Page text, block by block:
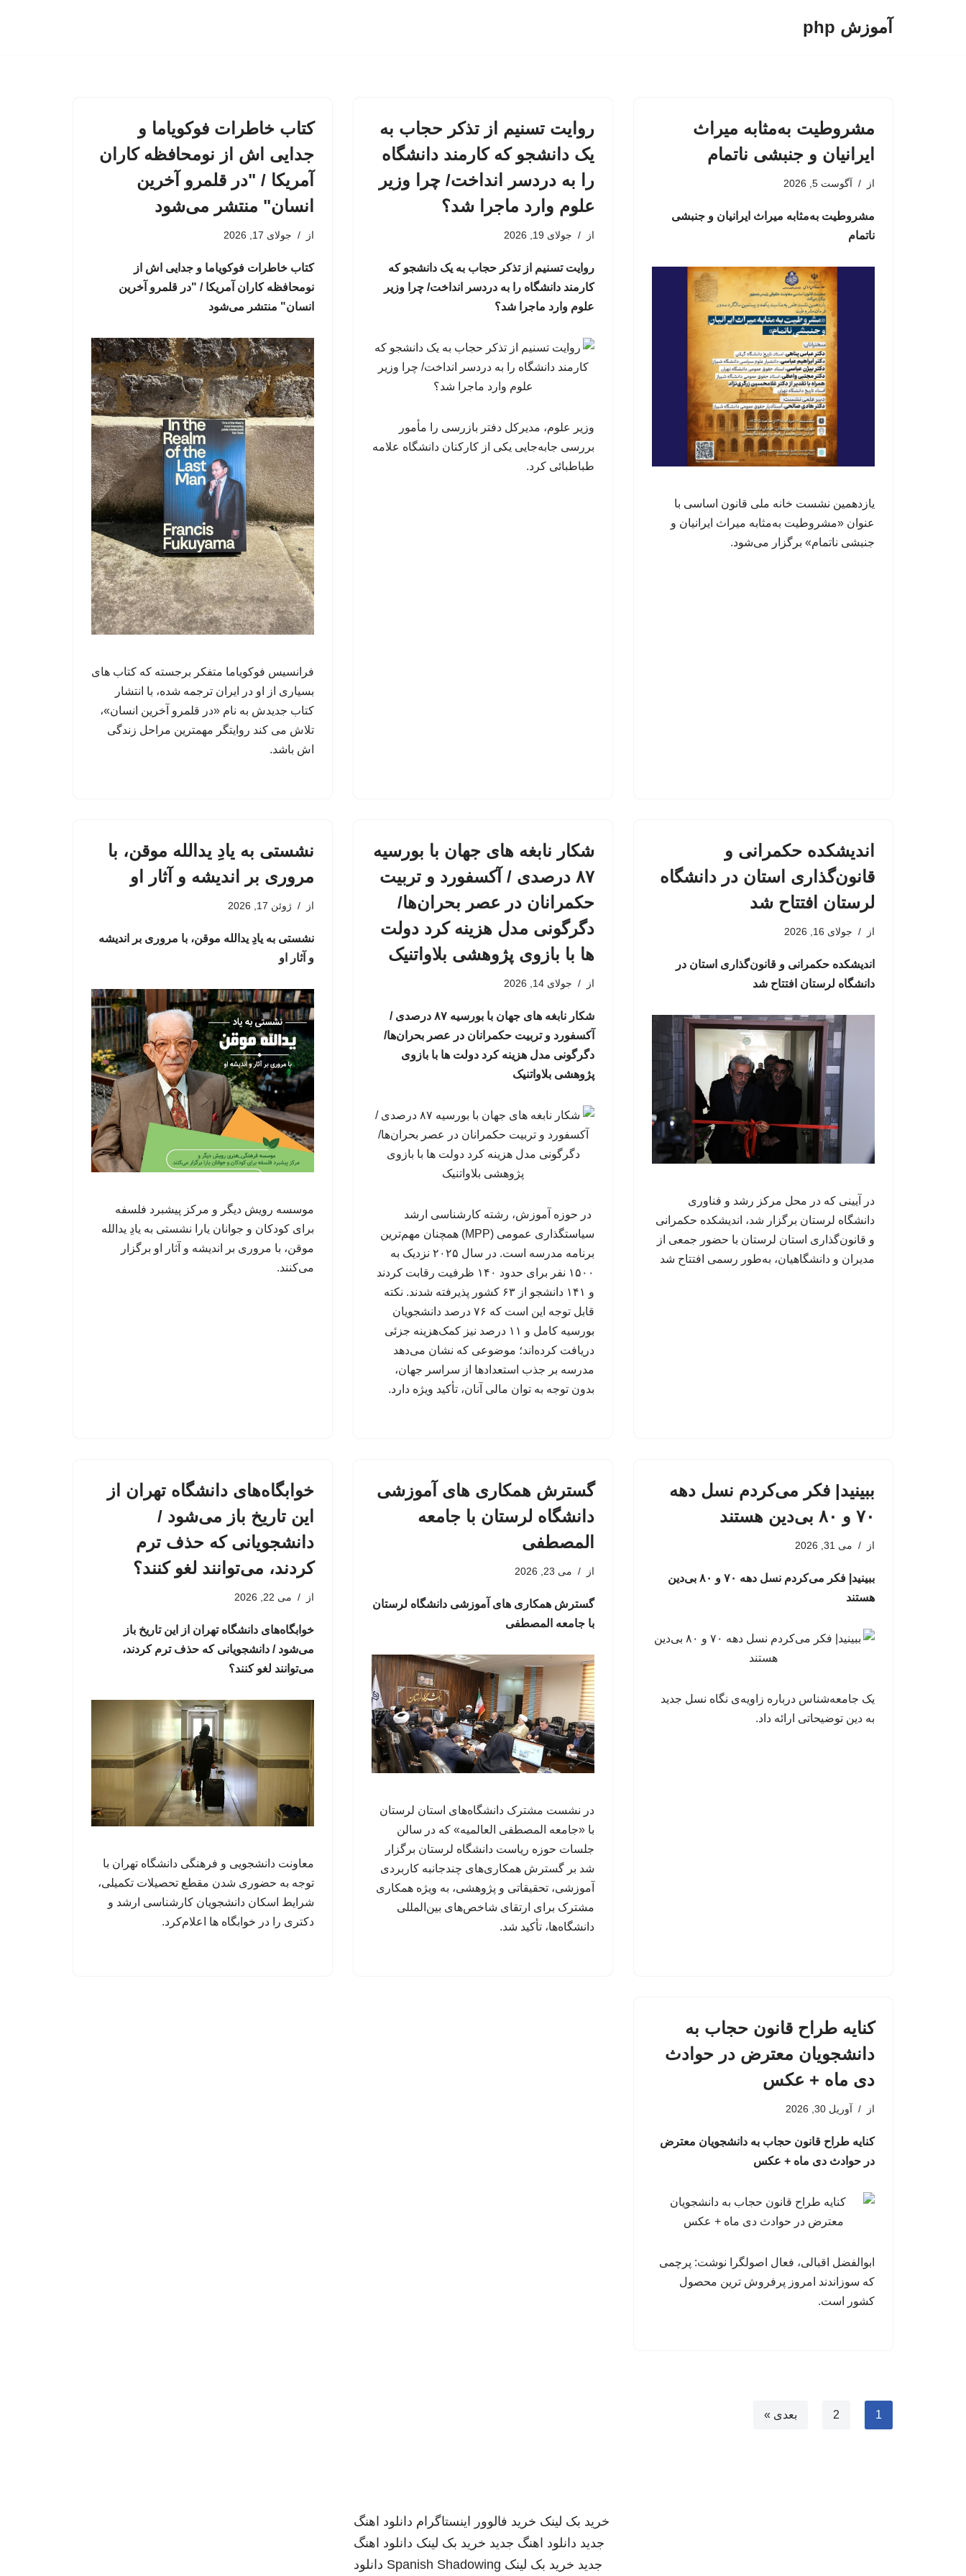
آموزش php
مشروطیت به‌مثابه میراث
ایرانیان و جنبشی ناتمام
از آگوست 5, 2026
مشروطیت به‌مثابه میراث ایرانیان و جنبشی
ناتمام
یازدهمین نشست خانه ملی قانون اساسی با
عنوان «مشروطیت به‌مثابه میراث ایرانیان و
جنبشی ناتمام» برگزار می‌شود.
روایت تسنیم از تذکر حجاب به
یک دانشجو که کارمند دانشگاه
را به دردسر انداخت/ چرا وزیر
علوم وارد ماجرا شد؟
از جولای 19, 2026
روایت تسنیم از تذکر حجاب به یک دانشجو که
کارمند دانشگاه را به دردسر انداخت/ چرا وزیر
علوم وارد ماجرا شد؟
وزیر علوم، مدیرکل دفتر بازرسی را مأمور
بررسی جابه‌جایی یکی از کارکنان دانشگاه علامه
طباطبائی کرد.
کتاب خاطرات فوکویاما و
جدایی اش از نومحافظه کاران
آمریکا / "در قلمرو آخرین
انسان" منتشر می‌شود
از جولای 17, 2026
کتاب خاطرات فوکویاما و جدایی اش از
نومحافظه کاران آمریکا / "در قلمرو آخرین
انسان" منتشر می‌شود
فرانسیس فوکویاما متفکر برجسته که کتاب های
بسیاری از او در ایران ترجمه شده، با انتشار
کتاب جدیدش به نام «در قلمرو آخرین انسان»،
تلاش می کند روایتگر مهمترین مراحل زندگی
اش باشد.
اندیشکده حکمرانی و
قانون‌گذاری استان در دانشگاه
لرستان افتتاح شد
از جولای 16, 2026
اندیشکده حکمرانی و قانون‌گذاری استان در
دانشگاه لرستان افتتاح شد
در آیینی که در محل مرکز رشد و فناوری
دانشگاه لرستان برگزار شد، اندیشکده حکمرانی
و قانون‌گذاری استان لرستان با حضور جمعی از
مدیران و دانشگاهیان، به‌طور رسمی افتتاح شد
شکار نابغه های جهان با بورسیه
۸۷ درصدی / آکسفورد و تربیت
حکمرانان در عصر بحران‌ها/
دگرگونی مدل هزینه کرد دولت
ها با بازوی پژوهشی بلاواتنیک
از جولای 14, 2026
شکار نابغه های جهان با بورسیه ۸۷ درصدی /
آکسفورد و تربیت حکمرانان در عصر بحران‌ها/
دگرگونی مدل هزینه کرد دولت ها با بازوی
پژوهشی بلاواتنیک
در حوزه آموزش، رشته کارشناسی ارشد
سیاستگذاری عمومی (MPP) همچنان مهم‌ترین
برنامه مدرسه است. در سال ۲۰۲۵ نزدیک به
۱۵۰۰ نفر برای حدود ۱۴۰ ظرفیت رقابت کردند
و ۱۴۱ دانشجو از ۶۳ کشور پذیرفته شدند. نکته
قابل توجه این است که ۷۶ درصد دانشجویان
بورسیه کامل و ۱۱ درصد نیز کمک‌هزینه جزئی
دریافت کرده‌اند؛ موضوعی که نشان می‌دهد
مدرسه بر جذب استعدادها از سراسر جهان،
بدون توجه به توان مالی آنان، تأکید ویژه دارد.
نشستی به یادِ یدالله موقن، با
مروری بر اندیشه و آثار او
از ژوئن 17, 2026
نشستی به یادِ یدالله موقن، با مروری بر اندیشه
و آثار او
موسسه رویش دیگر و مرکز پیشبرد فلسفه
برای کودکان و جوانان یارا نشستی به یادِ یدالله
موقن، با مروری بر اندیشه و آثار او برگزار
می‌کنند.
ببینید| فکر می‌کردم نسل دهه
۷۰ و ۸۰ بی‌دین هستند
از می 31, 2026
ببینید| فکر می‌کردم نسل دهه ۷۰ و ۸۰ بی‌دین
هستند
یک جامعه‌شناس درباره زاویه‌ی نگاه نسل جدید
به دین توضیحاتی ارائه داد.
گسترش همکاری های آموزشی
دانشگاه لرستان با جامعه
المصطفی
از می 23, 2026
گسترش همکاری های آموزشی دانشگاه لرستان
با جامعه المصطفی
در نشست مشترک دانشگاه‌های استان لرستان
با «جامعه المصطفی العالمیه» که در سالن
جلسات حوزه ریاست دانشگاه لرستان برگزار
شد بر گسترش همکاری‌های چندجانبه کاربردی
آموزشی، تحقیقاتی و پژوهشی، به ویژه همکاری
مشترک برای ارتقای شاخص‌های بین‌المللی
دانشگاه‌ها، تأکید شد.
خوابگاه‌های دانشگاه تهران از
این تاریخ باز می‌شود /
دانشجویانی که حذف ترم
کردند، می‌توانند لغو کنند؟
از می 22, 2026
خوابگاه‌های دانشگاه تهران از این تاریخ باز
می‌شود / دانشجویانی که حذف ترم کردند،
می‌توانند لغو کنند؟
معاونت دانشجویی و فرهنگی دانشگاه تهران‌ با
توجه به حضوری شدن مقطع تحصیلات تکمیلی،
شرایط اسکان‌ دانشجویان ‌کارشناسی ارشد و
دکتری را در خوابگاه ها اعلام‌کرد.
کنایه طراح قانون حجاب به
دانشجویان معترض در حوادث
دی ماه + عکس
از آوریل 30, 2026
کنایه طراح قانون حجاب به دانشجویان معترض
در حوادث دی ماه + عکس
ابوالفضل اقبالی، فعال اصولگرا نوشت: پرچمی
که سوزاندند امروز پرفروش ترین محصول
کشور است.
1
2 بعدی »
خرید بک لینک خرید فالوور اینستاگرام دانلود اهنگ
جدید دانلود اهنگ جدید خرید بک لینک دانلود اهنگ
جدید خرید بک لینک Spanish Shadowing دانلود